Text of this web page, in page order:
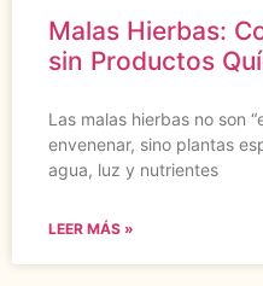
Malas Hierbas:
sin Productos
Las malas hierbas no son
envenenar, sino plantas
agua, luz y nutrientes
LEER MÁS »